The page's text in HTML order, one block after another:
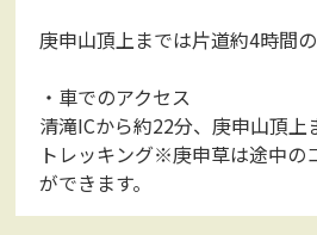
庚申山頂上までは片道約4時間
・車でのアクセス
清滝ICから約22分、庚申山頂上
トレッキング※庚申草は途中の
ができます。